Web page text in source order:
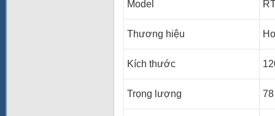
Model
Thương hiệu
Kích thước
Trọng lượng